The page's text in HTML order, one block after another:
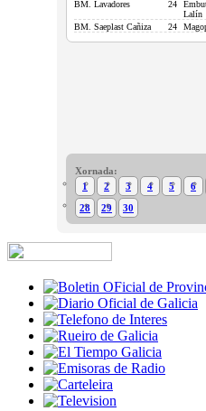
BM. Lavadores
24
Lalín
BM. Saeplast Cañiza 24
Xornada:
1
2 3 4 5 6
28
29 30